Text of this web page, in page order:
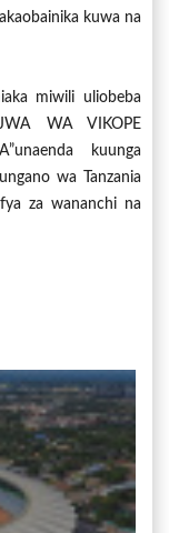
kuwa na
miwili uliobeba
WA VIKOPE
kuunga
wa Tanzania
za wananchi na